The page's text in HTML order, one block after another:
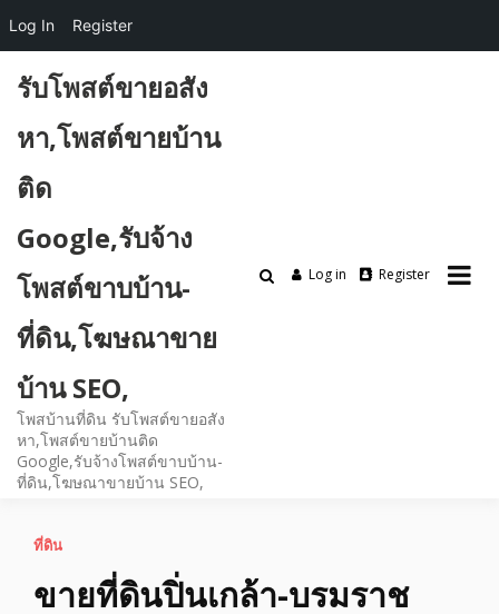
content
รับโพสต์ขายอสัง
หา,โพสต์ขายบ้าน
ติด
Google,รับจ้าง
โพสต์ขาบบ้าน-
ที่ดิน,โฆษณาขาย
บ้าน SEO,
โพสบ้านที่ดิน รับโพสต์ขายอสัง
หา,โพสต์ขายบ้านติด
Google,รับจ้างโพสต์ขาบบ้าน-
ที่ดิน,โฆษณาขายบ้าน SEO,
Log in Register
ที่ดิน
ขายที่ดินปิ่นเกล้า-บรมราช
Log In Register